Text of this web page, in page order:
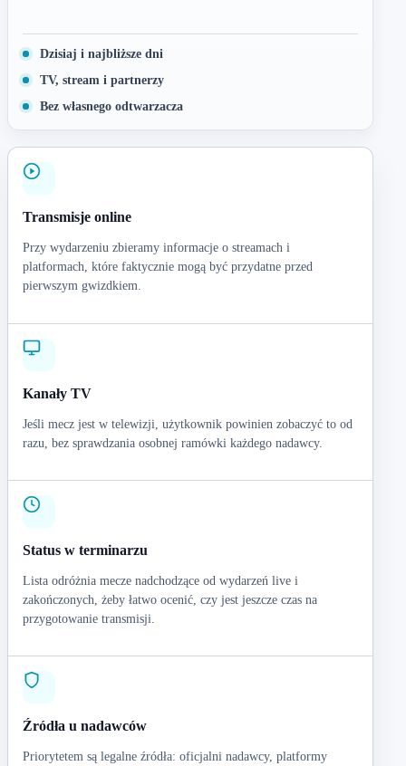
Dzisiaj i najbliższe dni
TV, stream i partnerzy
Bez własnego odtwarzacza
Transmisje online
Przy wydarzeniu zbieramy informacje o streamach i
platformach, które faktycznie mogą być przydatne przed
pierwszym gwizdkiem.
Kanały TV
Jeśli mecz jest w telewizji, użytkownik powinien zobaczyć to od
razu, bez sprawdzania osobnej ramówki każdego nadawcy.
Status w terminarzu
Lista odróżnia mecze nadchodzące od wydarzeń live i
zakończonych, żeby łatwo ocenić, czy jest jeszcze czas na
przygotowanie transmisji.
Źródła u nadawców
Priorytetem są legalne źródła: oficjalni nadawcy, platformy